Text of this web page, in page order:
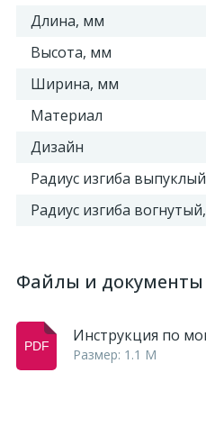
Длина, мм
Высота, мм
Ширина, мм
Материал
Дизайн
Радиус изгиба
Радиус изгиба
Файлы и документы
Инструкция по
Размер: 1.1 M